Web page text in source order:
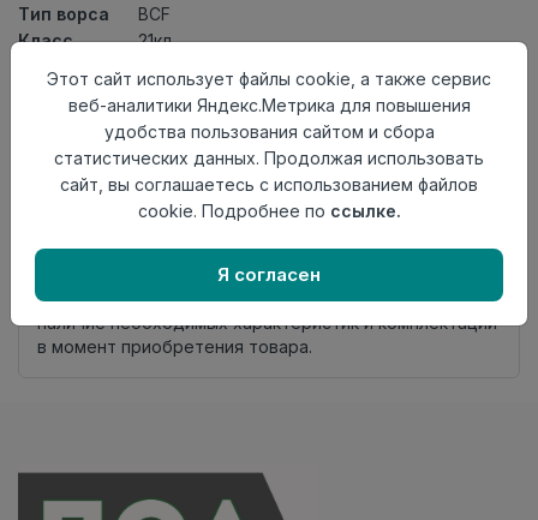
Тип ворса
ВСF
Класс
21кл
происхождения
Россия
Осталось5 шт
Внимание! Внешний вид товара может отличаться от
представленного на настоящем сайте. Проверяйте
наличие необходимых характеристик и комплектации
в момент приобретения товара.
Этот сайт использует файлы cookie, а также сервис
веб-аналитики Яндекс.Метрика для повышения
удобства пользования сайтом и сбора
статистических данных. Продолжая использовать
сайт, вы соглашаетесь с использованием файлов
cookie. Подробнее по ссылке.
Я согласен